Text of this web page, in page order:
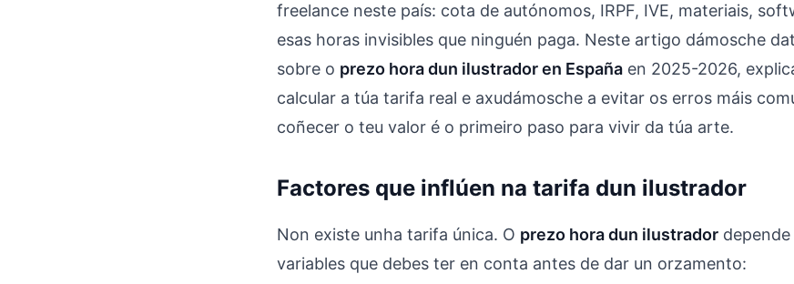
freelance neste país: cota de autónomos, IRPF, IVE, materiais,
esas horas invisibles que ninguén paga. Neste artigo dámosche
sobre o prezo hora dun ilustrador en España en 2025-2026,
calcular a túa tarifa real e axudámosche a evitar os erros máis
coñecer o teu valor é o primeiro paso para vivir da túa arte.
Factores que inflúen na tarifa dun ilustrador
Non existe unha tarifa única. O prezo hora dun ilustrador
variables que debes ter en conta antes de dar un orzamento: